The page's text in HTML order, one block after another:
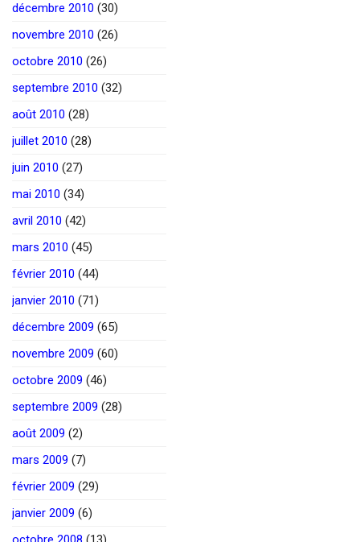
décembre 2010 (30)
novembre 2010 (26)
octobre 2010 (26)
septembre 2010 (32)
août 2010 (28)
juillet 2010 (28)
juin 2010 (27)
mai 2010 (34)
avril 2010 (42)
mars 2010 (45)
février 2010 (44)
janvier 2010 (71)
décembre 2009 (65)
novembre 2009 (60)
octobre 2009 (46)
septembre 2009 (28)
août 2009 (2)
mars 2009 (7)
février 2009 (29)
janvier 2009 (6)